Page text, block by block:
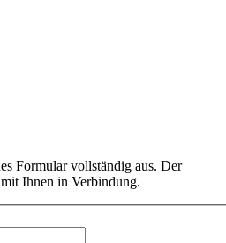
Formular vollständig aus. Der
Ihnen in Verbindung.